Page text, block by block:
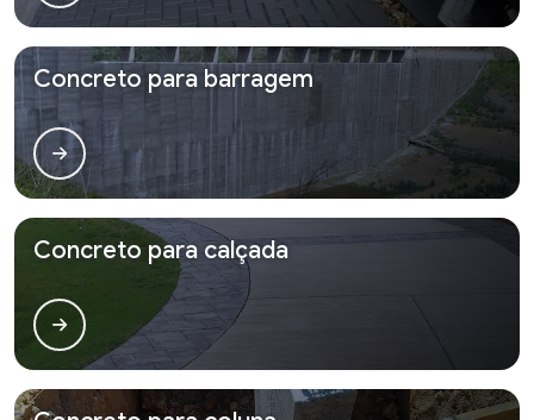
Concreto para barragem
Concreto para calçada